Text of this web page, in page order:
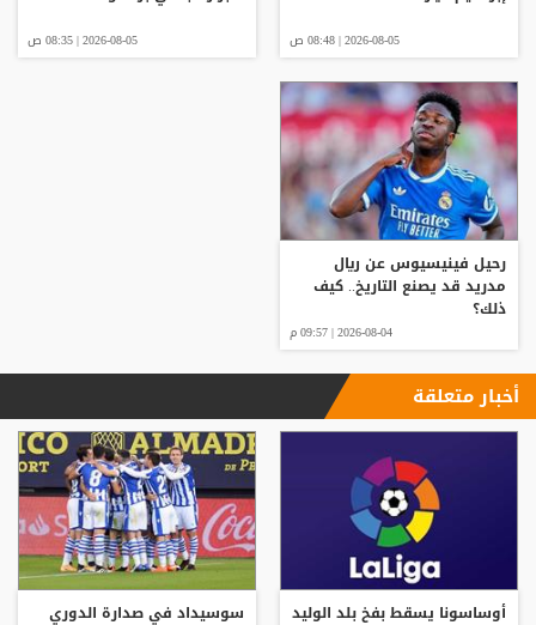
2026-08-05 | 08:48 ص 2026-08-05 | 08:35 ص
رحيل فينيسيوس عن ريال
مدريد قد يصنع التاريخ.. كيف
ذلك؟
2026-08-04 | 09:57 م
أخبار متعلقة
أوساسونا يسقط بفخ بلد الوليد
سوسيداد في صدارة الدوري